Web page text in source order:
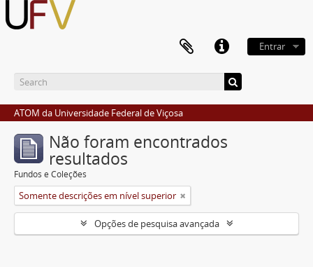
Entrar
ATOM da Universidade Federal de Viçosa
Não foram encontrados
resultados
Fundos e Coleções
Somente descrições em nível superior
Opções de pesquisa avançada